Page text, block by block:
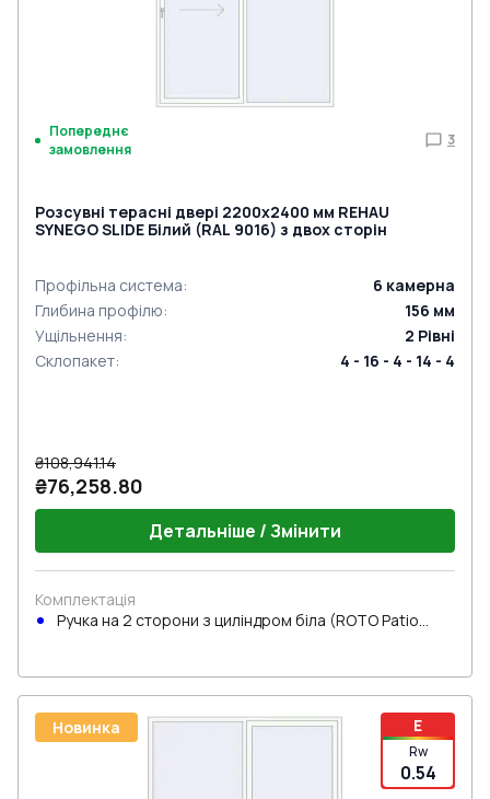
Попереднє
замовлення
3
Розсувні терасні двері 2200x2400 мм REHAU
SYNEGO SLIDE Білий (RAL 9016) з двох сторін
Профільна система: 6 камерна
Глибина профілю: 156 мм
Ущільнення: 2 Рівні
Склопакет: 4 - 16 - 4 - 14 - 4
₴108,941.14
₴76,258.80
Детальніше / Змінити
Комплектація
Ручка на 2 сторони з циліндром біла (ROTO Patio
E
Rw
0.54
Новинка